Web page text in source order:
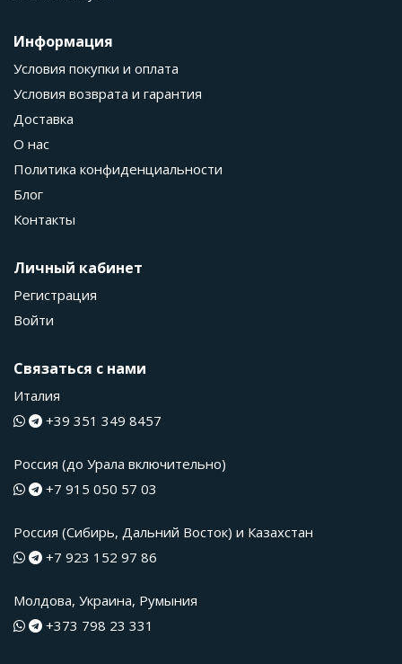
Информация
Условия покупки и оплата
Условия возврата и гарантия
Доставка
О нас
Политика конфиденциальности
Блог
Контакты
Личный кабинет
Регистрация
Войти
Связаться с нами
Италия
+39 351 349 8457
Россия (до Урала включительно)
+7 915 050 57 03
Россия (Сибирь, Дальний Восток) и Казахстан
+7 923 152 97 86
Молдова, Украина, Румыния
+373 798 23 331